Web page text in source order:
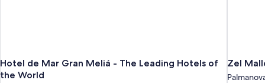
Hotel de Mar Gran Meliá - The Leading Hotels of
the World
Zel